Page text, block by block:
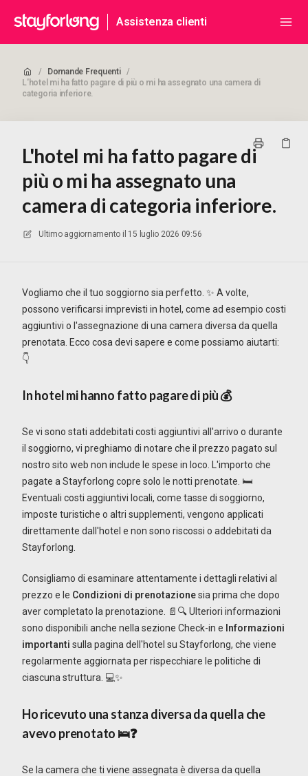
Assistenza clienti
/ Domande Frequenti /
L'hotel mi ha fatto pagare di più o mi ha assegnato una camera di
categoria inferiore.
L'hotel mi ha fatto pagare di
più o mi ha assegnato una
camera di categoria inferiore.
Ultimo aggiornamento il 15 luglio 2026 09:56
Vogliamo che il tuo soggiorno sia perfetto. ✨ A volte,
possono verificarsi imprevisti in hotel, come ad esempio costi
aggiuntivi o l'assegnazione di una camera diversa da quella
prenotata. Ecco cosa devi sapere e come possiamo aiutarti:
👇
In hotel mi hanno fatto pagare di più💰
Se vi sono stati addebitati costi aggiuntivi all'arrivo o durante
il soggiorno, vi preghiamo di notare che il prezzo pagato sul
nostro sito web non include le spese in loco. L'importo che
pagate a Stayforlong copre solo le notti prenotate. 🛏️
Eventuali costi aggiuntivi locali, come tasse di soggiorno,
imposte turistiche o altri supplementi, vengono applicati
direttamente dall'hotel e non sono riscossi o addebitati da
Stayforlong.
Consigliamo di esaminare attentamente i dettagli relativi al
prezzo e le Condizioni di prenotazionesia prima che dopo
aver completato la prenotazione. 📄🔍 Ulteriori informazioni
sono disponibili anche nella sezione Check-in e Informazioni
importanti sulla pagina dell'hotel su Stayforlong, che viene
regolarmente aggiornata per rispecchiare le politiche di
ciascuna struttura. 💻✨
Ho ricevuto una stanza diversa da quella che
avevo prenotato 🛌❓
Se la camera che ti viene assegnata è diversa da quella